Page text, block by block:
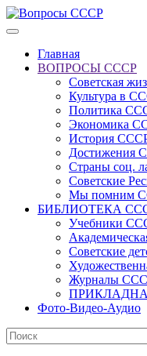
Главная
ВОПРОСЫ СССР
Советская
Культура в
Политика
Экономика
История
Достижения
Страны соц.
Советские
Мы помним
БИБЛИОТЕКА
Учебники
Советские
Журналы
Фото-Видео-Аудио